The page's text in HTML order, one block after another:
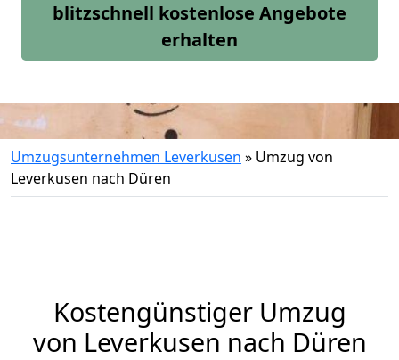
blitzschnell kostenlose Angebote
erhalten
Umzugsunternehmen Leverkusen » Umzug von
Leverkusen nach Düren
Kostengünstiger Umzug
von Leverkusen nach Düren